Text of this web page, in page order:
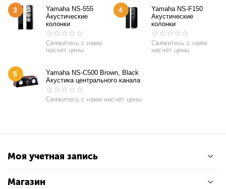
3
Yamaha NS-555
Акустические
колонки
Свяжитесь с нами
насчёт цены
4
Yamaha NS-F150
Акустические
колонки
Свяжитесь с нами
насчёт цены
5
Yamaha NS-C500 Brown, Black
Акустика центрального канала
Свяжитесь с нами насчёт цены
Моя учетная запись
Магазин